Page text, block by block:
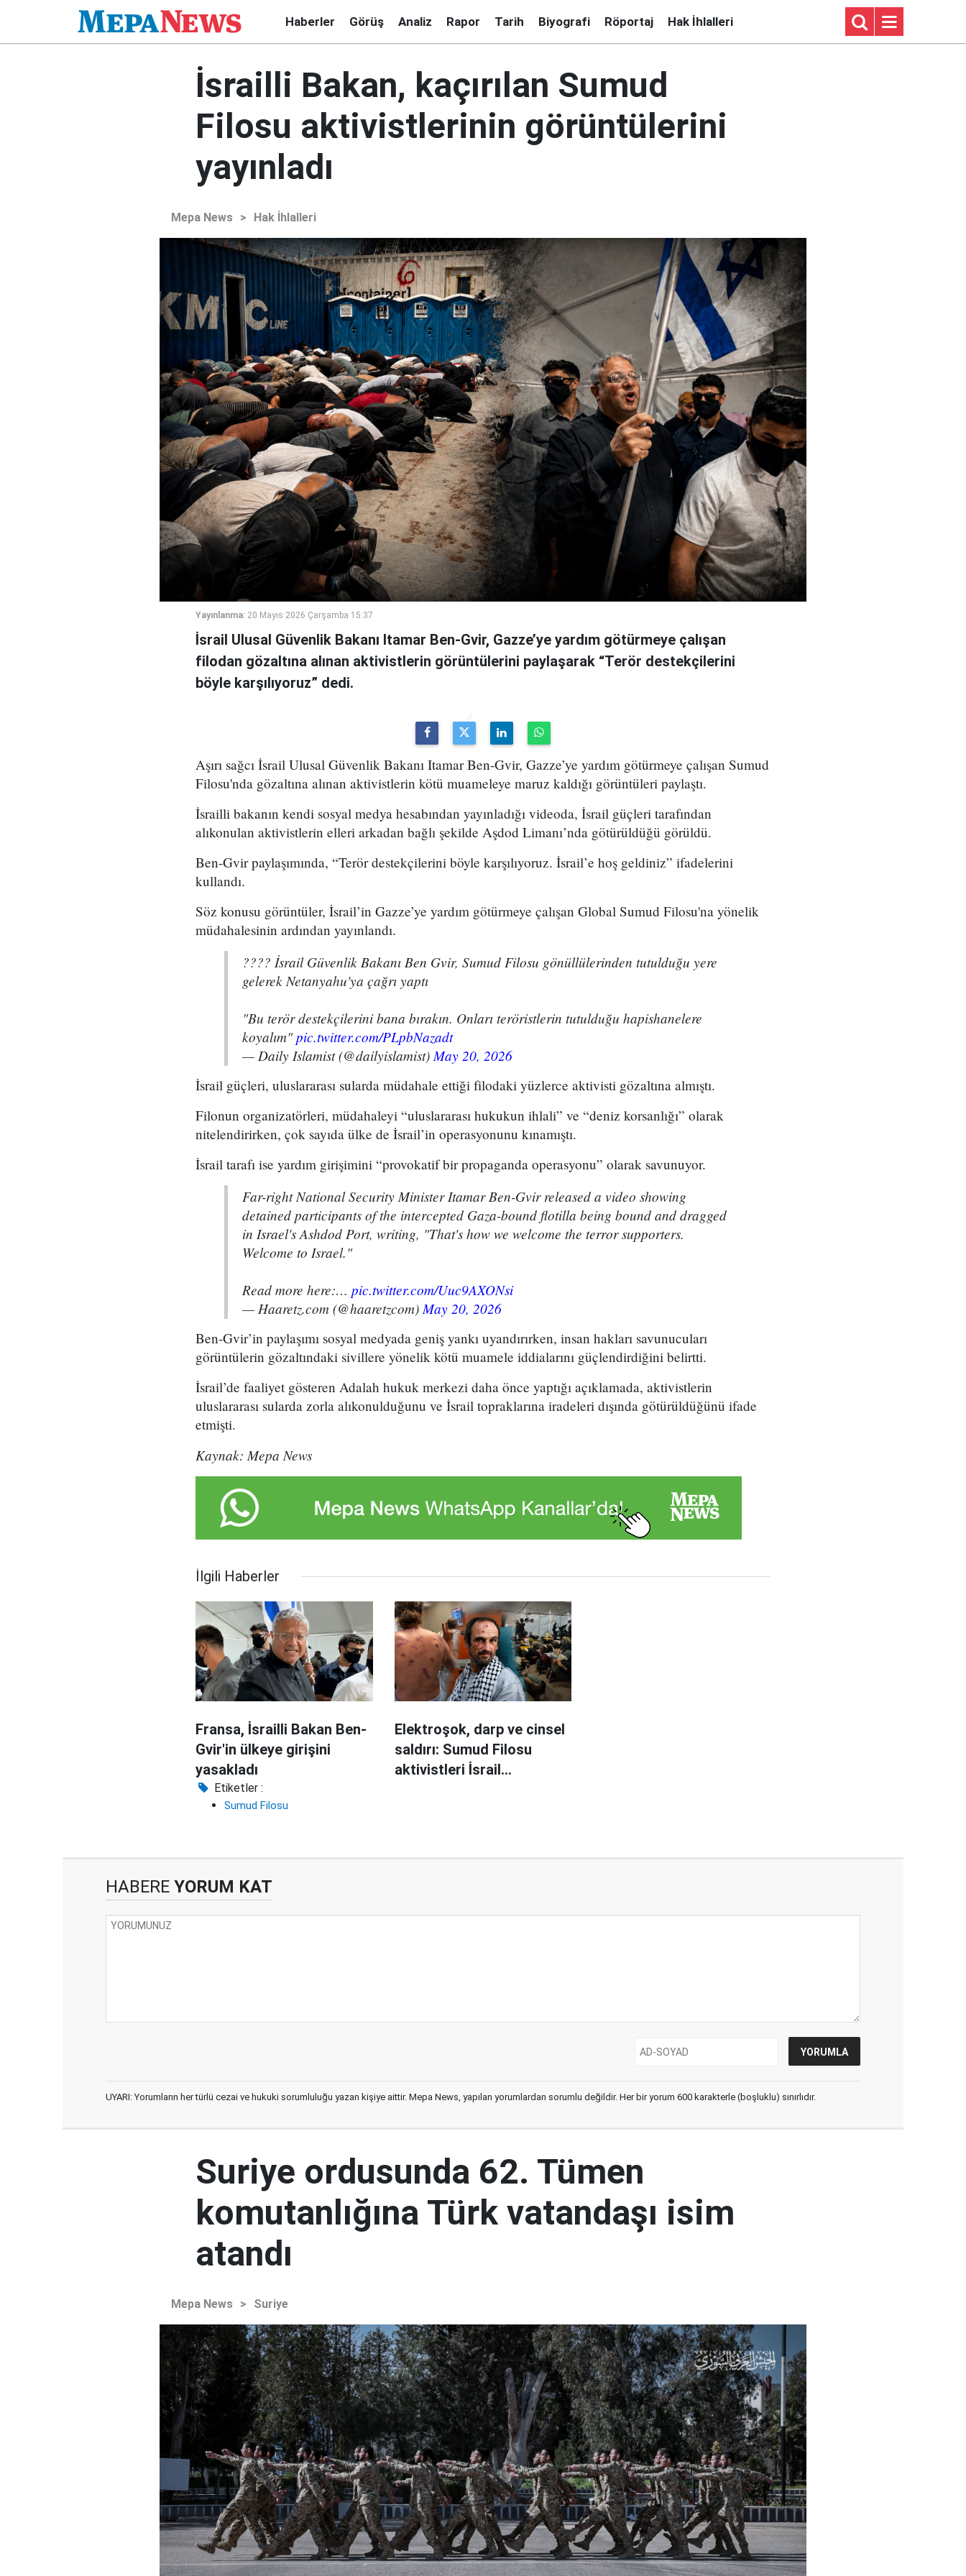
Haberler Görüş Analiz Rapor Tarih Biyografi Röportaj Hak İhlalleri
İsrailli Bakan, kaçırılan Sumud
Filosu aktivistlerinin görüntülerini
yayınladı
Mepa News > Hak İhlalleri
Yayınlanma: 20 Mayıs 2026 Çarşamba 15:37
İsrail Ulusal Güvenlik Bakanı Itamar Ben-Gvir, Gazze’ye yardım götürmeye çalışan
filodan gözaltına alınan aktivistlerin görüntülerini paylaşarak “Terör destekçilerini
böyle karşılıyoruz” dedi.
Aşırı sağcı İsrail Ulusal Güvenlik Bakanı Itamar Ben-Gvir, Gazze’ye yardım götürmeye çalışan Sumud
Filosu'nda gözaltına alınan aktivistlerin kötü muameleye maruz kaldığı görüntüleri paylaştı.
İsrailli bakanın kendi sosyal medya hesabından yayınladığı videoda, İsrail güçleri tarafından
alıkonulan aktivistlerin elleri arkadan bağlı şekilde Aşdod Limanı’nda götürüldüğü görüldü.
Ben-Gvir paylaşımında, “Terör destekçilerini böyle karşılıyoruz. İsrail’e hoş geldiniz” ifadelerini
kullandı.
Söz konusu görüntüler, İsrail’in Gazze’ye yardım götürmeye çalışan Global Sumud Filosu'na yönelik
müdahalesinin ardından yayınlandı.
???? İsrail Güvenlik Bakanı Ben Gvir, Sumud Filosu gönüllülerinden tutulduğu yere
gelerek Netanyahu'ya çağrı yaptı
"Bu terör destekçilerini bana bırakın. Onları teröristlerin tutulduğu hapishanelere
koyalım"pic.twitter.com/PLpbNazadt
— Daily Islamist (@dailyislamist)May 20, 2026
İsrail güçleri, uluslararası sularda müdahale ettiği filodaki yüzlerce aktivisti gözaltına almıştı.
Filonun organizatörleri, müdahaleyi “uluslararası hukukun ihlali” ve “deniz korsanlığı” olarak
nitelendirirken, çok sayıda ülke de İsrail’in operasyonunu kınamıştı.
İsrail tarafı ise yardım girişimini “provokatif bir propaganda operasyonu” olarak savunuyor.
Far-right National Security Minister Itamar Ben-Gvir released a video showing
detained participants of the intercepted Gaza-bound flotilla being bound and dragged
in Israel's Ashdod Port, writing, "That's how we welcome the terror supporters.
Welcome to Israel."
Read more here:… pic.twitter.com/Uuc9AXONsi
— Haaretz.com (@haaretzcom)May 20, 2026
Ben-Gvir’in paylaşımı sosyal medyada geniş yankı uyandırırken, insan hakları savunucuları
görüntülerin gözaltındaki sivillere yönelik kötü muamele iddialarını güçlendirdiğini belirtti.
İsrail’de faaliyet gösteren Adalah hukuk merkezi daha önce yaptığı açıklamada, aktivistlerin
uluslararası sularda zorla alıkonulduğunu ve İsrail topraklarına iradeleri dışında götürüldüğünü ifade
etmişti.
Kaynak: Mepa News
İlgili Haberler
Fransa, İsrailli Bakan Ben-
Gvir'in ülkeye girişini
yasakladı
Elektroşok, darp ve cinsel
saldırı: Sumud Filosu
aktivistleri İsrail
Etiketler :
Sumud Filosu
HABERE YORUM KAT
UYARI: Yorumların her türlü cezai ve hukuki sorumluluğu yazan kişiye aittir. Mepa News, yapılan yorumlardan sorumlu değildir. Her bir yorum 600 karakterle (boşluklu) sınırlıdır.
Suriye ordusunda 62. Tümen
komutanlığına Türk vatandaşı isim
atandı
Mepa News > Suriye